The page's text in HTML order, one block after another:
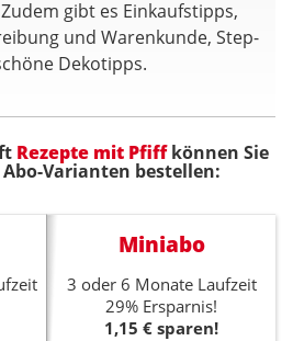
gibt es Einkaufstipps,
und Warenkunde, Step-
Dekotipps.
Rezepte mit Pfiffkönnen Sie
Varianten bestellen:
Miniabo
3 oder 6 Monate Laufzeit
29% Ersparnis!
1,15 € sparen!